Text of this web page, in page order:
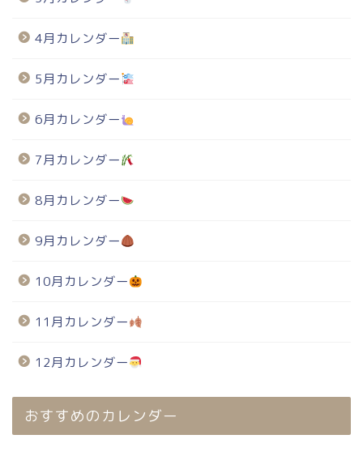
4月カレンダー
5月カレンダー
6月カレンダー
7月カレンダー
8月カレンダー
9月カレンダー
10月カレンダー
11月カレンダー
12月カレンダー
おすすめのカレンダー